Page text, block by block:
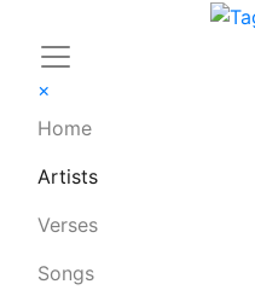
×
Home
Artists
Verses
Songs